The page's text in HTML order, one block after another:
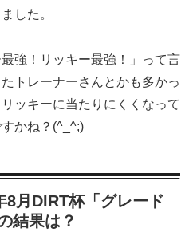
した。
強！リッキー最強！」って言
トレーナーさんとかも多かっ
ッキーに当たりにくくなって
かね？(^_^;)
8月DIRT杯「グレード
結果は？